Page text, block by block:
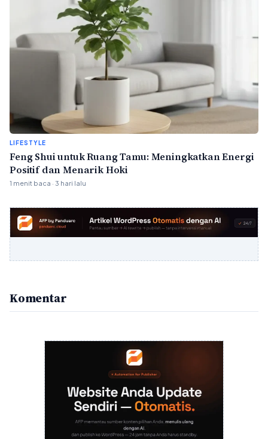
LIFESTYLE
Feng Shui untuk Ruang Tamu: Meningkatkan Energi
Positif dan Menarik Hoki
1 menit baca · 3 hari lalu
Komentar